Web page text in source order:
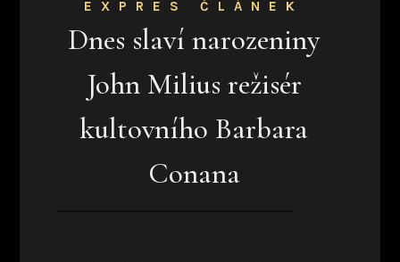
EXPRES ČLÁNEK
Dnes slaví narozeniny
John Milius režisér
kultovního Barbara
Conana